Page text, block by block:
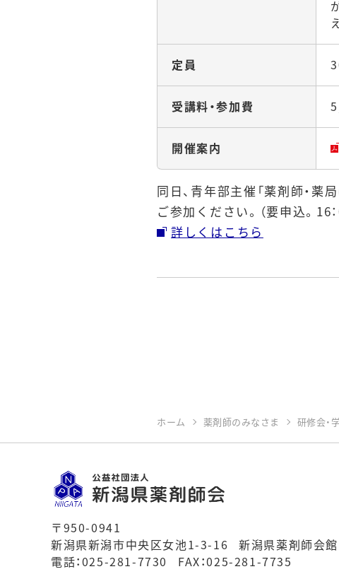
定員
受講料・参加費
開催案内
同日、青年部主催「薬剤師・
ご参加ください。（要申込。16
詳しくはこちら
ホーム 薬剤師のみなさま 研修会・
〒950-0941
新潟県新潟市中央区女池1-3-16
新潟県薬剤師会
電話：025-281-7730 FAX：025-281-7735